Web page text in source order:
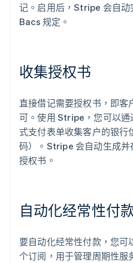
记。启用后，Stripe 会自
Bacs 规定。
收集授权书
直接借记需要授权书，即
可。使用 Stripe，您可以通
式支付表单收集客户的银行
码）。Stripe 会自动生成
授权书。
自动化经常性付
要自动化经常性付款，您
个订阅，用于管理周期性服